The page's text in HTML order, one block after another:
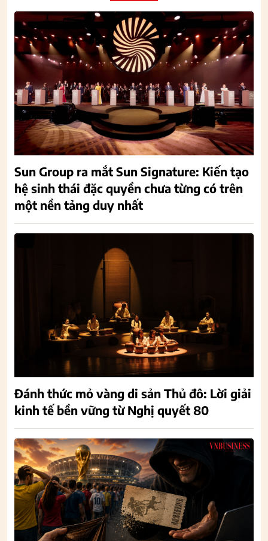
Sun Group ra mắt Sun Signature: Kiến tạo
hệ sinh thái đặc quyền chưa từng có trên
một nền tảng duy nhất
Đánh thức mỏ vàng di sản Thủ đô: Lời giải
kinh tế bền vững từ Nghị quyết 80